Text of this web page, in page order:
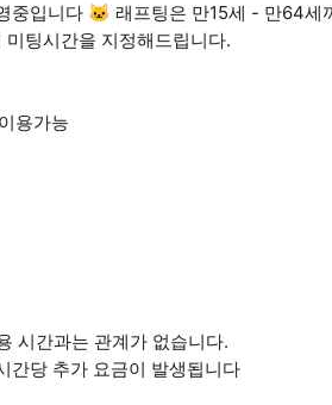
입니다 🐱 래프팅은 만15세 - 만64세
팅시간을 지정해드립니다.
용가능
시간과는 관계가 없습니다.
간당 추가 요금이 발생됩니다